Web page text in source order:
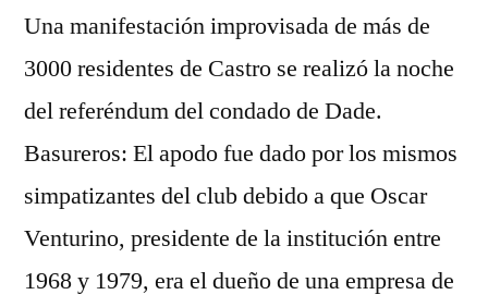
Una manifestación improvisada de más de
3000 residentes de Castro se realizó la noche
del referéndum del condado de Dade.
Basureros: El apodo fue dado por los mismos
simpatizantes del club debido a que Oscar
Venturino, presidente de la institución entre
1968 y 1979, era el dueño de una empresa de